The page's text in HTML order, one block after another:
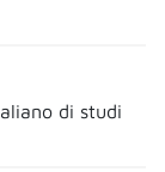
di studi